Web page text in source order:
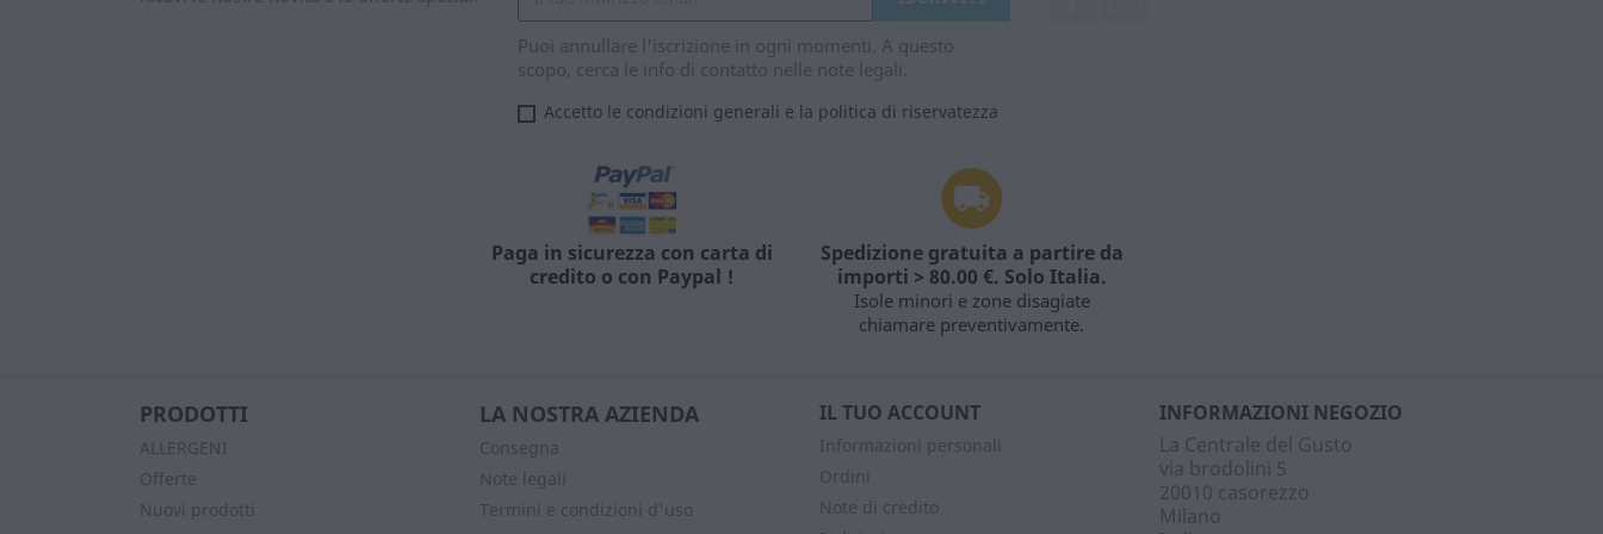
Puoi annullare l'iscrizione in ogni momenti. A questo
scopo, cerca le info di contatto nelle note legali.
Accetto le condizioni generali e la politica di riservatezza
Paga in sicurezza con carta di
credito o con Paypal !
Spedizione gratuita a partire da
importi > 80.00 €. Solo Italia.
Isole minori e zone disagiate
chiamare preventivamente.
PRODOTTI
ALLERGENI
Offerte
Nuovi prodotti
LA NOSTRA AZIENDA
Consegna
Note legali
Termini e condizioni d'uso
IL TUO ACCOUNT
Informazioni personali
Ordini
Note di credito
INFORMAZIONI NEGOZIO
La Centrale del Gusto
via brodolini 5
20010 casorezzo
Milano